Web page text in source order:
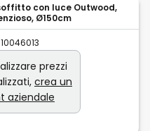
con luce Outwood,
Ø150cm
10046013
prezzi
crea un
aziendale